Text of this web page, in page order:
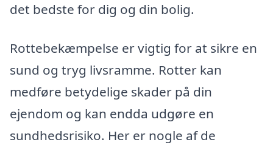
det bedste for dig og din bolig.
Rottebekæmpelse er vigtig for at sikre en
sund og tryg livsramme. Rotter kan
medføre betydelige skader på din
ejendom og kan endda udgøre en
sundhedsrisiko. Her er nogle af de